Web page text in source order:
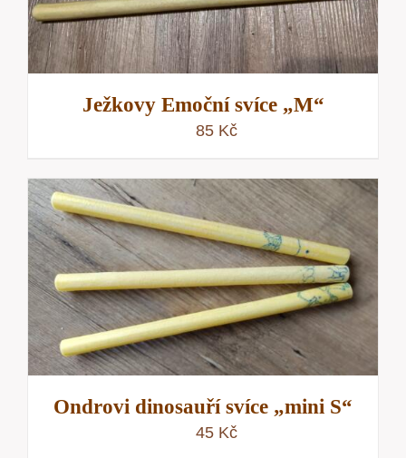
Ježkovy Emoční svíce „M“
85 Kč
Ondrovi dinosauří svíce „mini S“
45 Kč